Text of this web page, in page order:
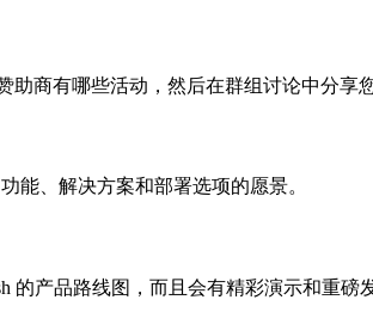
商有哪些活动，然后在群组讨论中分享
能、解决方案和部署选项的愿景。
的产品路线图，而且会有精彩演示和重